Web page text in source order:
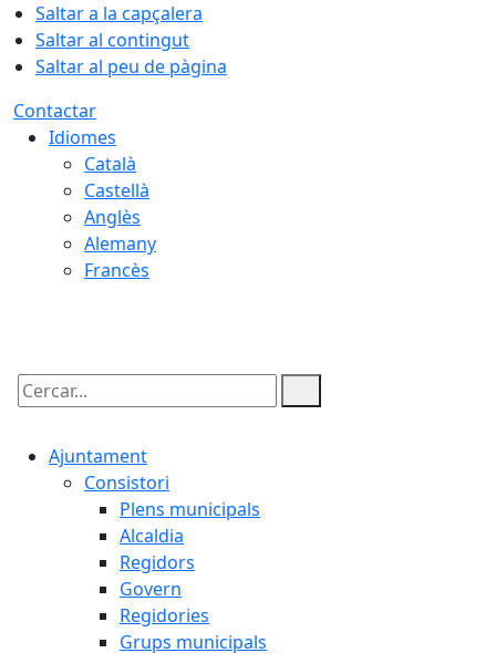
Saltar a la capçalera
Saltar al contingut
Saltar al peu de pàgina
Contactar
Idiomes
Català
Castellà
Anglès
Alemany
Francès
Cercar:
Ajuntament
Consistori
Plens municipals
Alcaldia
Regidors
Govern
Regidories
Grups municipals